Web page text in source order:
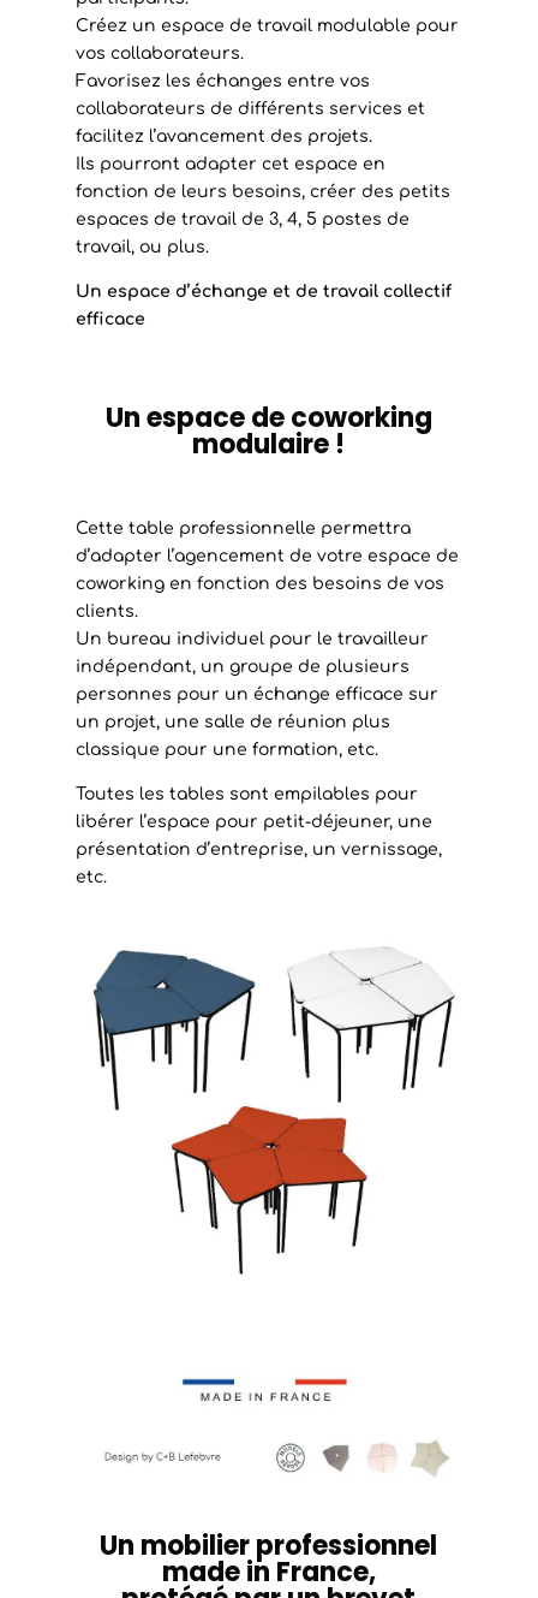
Créez un espace de travail modulable pour
vos collaborateurs.
Favorisez les échanges entre vos
collaborateurs de différents services et
facilitez l’avancement des projets.
Ils pourront adapter cet espace en
fonction de leurs besoins, créer des petits
espaces de travail de 3, 4, 5 postes de
travail, ou plus.
Un espace d’échange et de travail collectif
efficace
Un espace de coworking
modulaire !
Cette table professionnelle permettra
d’adapter l’agencement de votre espace de
coworking en fonction des besoins de vos
clients.
Un bureau individuel pour le travailleur
indépendant, un groupe de plusieurs
personnes pour un échange efficace sur
un projet, une salle de réunion plus
classique pour une formation, etc.
Toutes les tables sont empilables pour
libérer l’espace pour petit-déjeuner, une
présentation d’entreprise, un vernissage,
etc.
Un mobilier professionnel
made in France,